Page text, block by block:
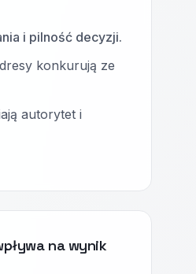
i pilność decyzji.
konkurują ze
autorytet i
na wynik